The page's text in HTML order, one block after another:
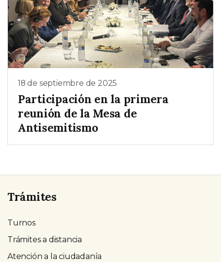
18 de septiembre de 2025
Participación en la primera
reunión de la Mesa de
Antisemitismo
Trámites
Turnos
Trámites a distancia
Atención a la ciudadanía